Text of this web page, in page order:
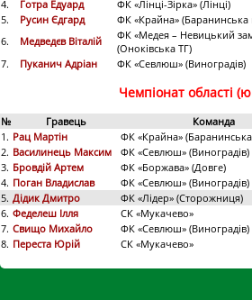
4.
Готра Едуард ФК «Лінці-Зірка» (Лінці)
5.
Русин Єдгард ФК «Крайна» (Баранинська
6.
Медведєв Віталій
ФК «Медея – Невицький
(Оноківська ТГ)
7.
Пуканич Адріан ФК «Севлюш» (Виноградів)
Чемпіонат області
№ Гравець Команда
1. Рац Мартін ФК «Крайна»
2. Василинець Максим ФК «Севлюш» (Виноградів)
3. Бровдій Артем ФК «Боржава» (Довге)
4. Поган Владислав ФК «Севлюш» (Виноградів)
5. Дідик Дмитро ФК «Лідер» (Сторожниця)
6. Феделеш Ілля СК «Мукачево»
7. Свищо Михайло ФК «Севлюш» (Виноградів)
8. Переста Юрій СК «Мукачево»